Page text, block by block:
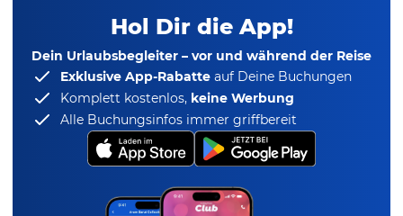
Hol Dir die App!
Dein Urlaubsbegleiter – vor und während der Reise
Exklusive App-Rabatte auf Deine Buchungen
Komplett kostenlos, keine Werbung
Alle Buchungsinfos immer griffbereit